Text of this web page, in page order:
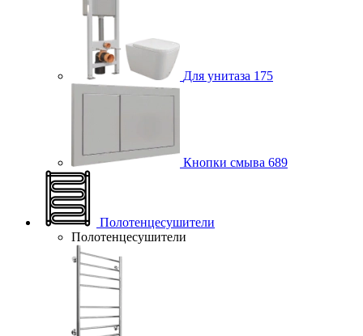
Для унитаза 175
Кнопки смыва 689
Полотенцесушители
Полотенцесушители